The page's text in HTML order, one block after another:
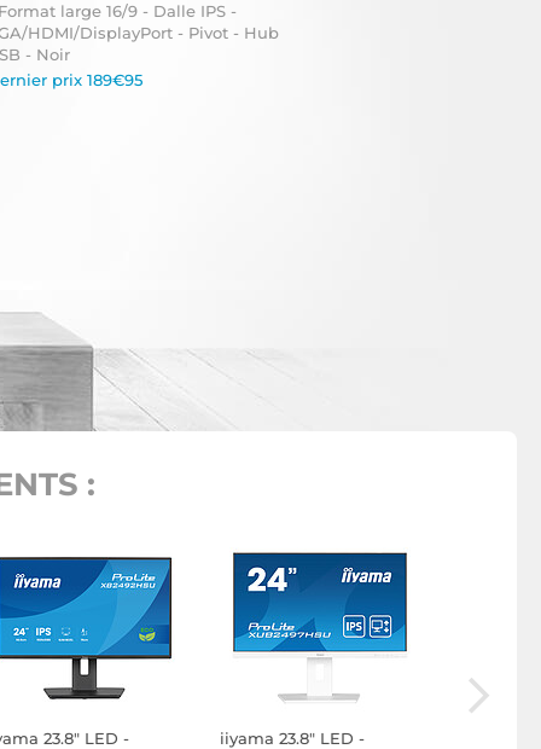
large 16/9 - Dalle IPS -
HDMI/DisplayPort - Pivot - Hub
- Noir
prix 189€95
:
23.8" LED -
iiyama 23.8" LED -